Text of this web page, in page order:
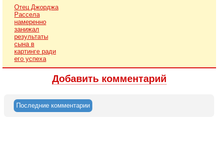
Отец Джорджа
Рассела
намеренно
занижал
результаты
сына в
картинге ради
его успеха
Добавить комментарий
Последние комментарии